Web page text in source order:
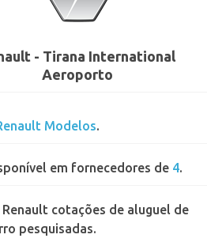
- Tirana International
Aeroporto
Modelos.
em fornecedores de 4.
Renault cotações de aluguel de
pesquisadas.